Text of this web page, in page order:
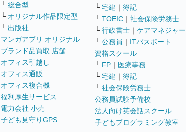
└ 総合型
└ オリジナル作品限定型
└ 出版社
マンガアプリ オリジナル
ブランド品買取 店舗
オフィス引越し
オフィス通販
オフィス複合機
福利厚生サービス
電力会社 小売
子ども見守りGPS
└ 宅建 ｜ 簿記
└ TOEIC ｜ 社会保険労務士
└ 行政書士 ｜ ケアマネジャー
└ 公務員 ｜ ITパスポート
資格スクール
└ FP ｜ 医療事務
└ 宅建 ｜ 簿記
└ 社会保険労務士
公務員試験予備校
法人向け英会話スクール
子どもプログラミング教室